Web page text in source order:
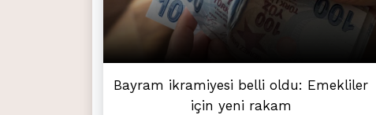
Bayram ikramiyesi belli oldu: Emekliler
için yeni rakam